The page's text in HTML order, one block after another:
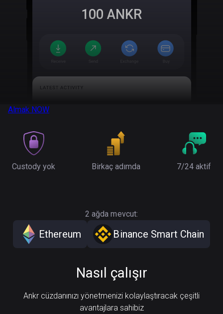
100 ANKR
Almak NOW
Custody yok Birkaç adımda 7/24 aktif
2 ağda mevcut:
Ethereum Binance Smart Chain
Nasıl çalışır
Ankr cüzdanınızı yönetmenizi kolaylaştıracak çeşitli
avantajlara sahibiz